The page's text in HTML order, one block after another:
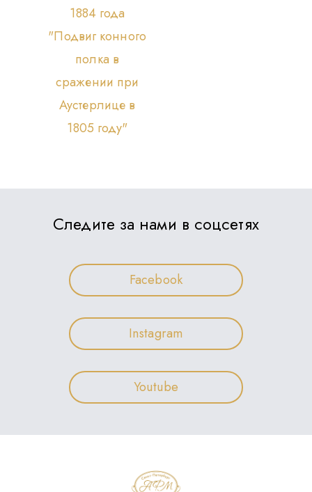
1884 года
"Подвиг конного
полка в
сражении при
Аустерлице в
1805 году"
Следите за нами в соцсетях
Facebook
Instagram
Youtube